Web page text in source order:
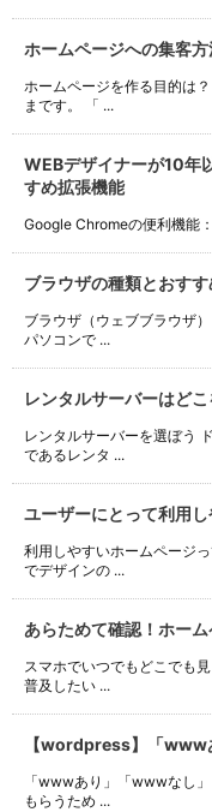
ホームページへの集客方
ホームページを作る目的は
まです。 「 ...
WEBデザイナーが10年
すめ拡張機能
Google Chromeの便利機能
ブラウザの種類とおす
ブラウザ（ウェブブラウザ
パソコンで ...
レンタルサーバーはどこ
レンタルサーバーを選ぼう
であるレンタ ...
ユーザーにとって利用
利用しやすいホームページ
でデザインの ...
あらためて確認！ホー
スマホでいつでもどこでも
普及したい ...
【wordpress】「www
「wwwあり」「wwwなし
もらうため ...